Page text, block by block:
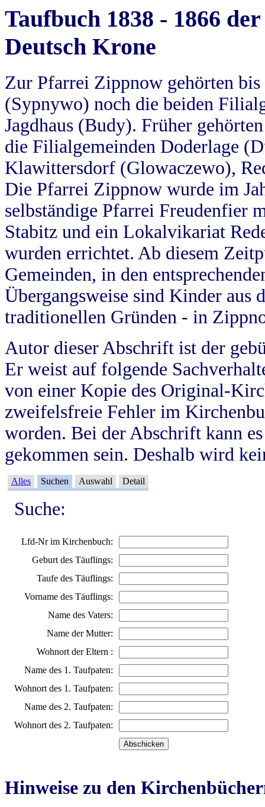
Taufbuch 1838 - 1866
Deutsch Krone
Zur Pfarrei Zippnow gehörten
(Sypnywo) noch die beiden
Jagdhaus (Budy). Früher
die Filialgemeinden Doderlage
Klawittersdorf (Glowaczewo),
Die Pfarrei Zippnow wurde im
selbständige Pfarrei Freudenfier
Stabitz und ein Lokalvikariat
wurden errichtet. Ab diesem
Gemeinden, in den
Übergangsweise sind Kinder aus
traditionellen Gründen - in
Autor dieser Abschrift ist der
Er weist auf folgende
von einer Kopie des Original-
zweifelsfreie Fehler im
worden. Bei der Abschrift kann
gekommen sein. Deshalb wird
Alles Suchen Auswahl Detail
Suche:
Lfd-Nr im Kirchenbuch:
Geburt des Täuflings:
Taufe des Täuflings:
Vorname des Täuflings:
Name des Vaters:
Name der Mutter:
Wohnort der Eltern :
Name des 1. Taufpaten:
Wohnort des 1. Taufpaten:
Name des 2. Taufpaten:
Wohnort des 2. Taufpaten:
Hinweise zu den